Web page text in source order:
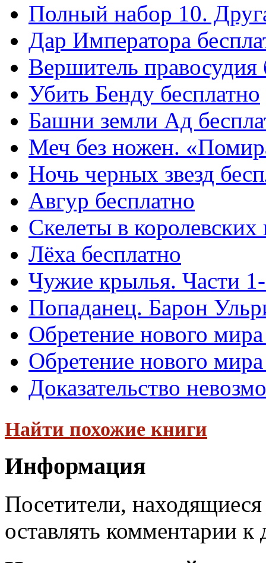
Полный набор 10.
Дар Императора
Вершитель правосудия
Убить Бенду бесплатно
Башни земли Ад
Меч без ножен.
Ночь черных звезд
Авгур бесплатно
Скелеты в
Лёха бесплатно
Чужие крылья. Части
Попаданец. Барон
Обретение нового
Обретение нового
Доказательство
Найти похожие книги
Информация
Посетители,
оставлять комментарии к